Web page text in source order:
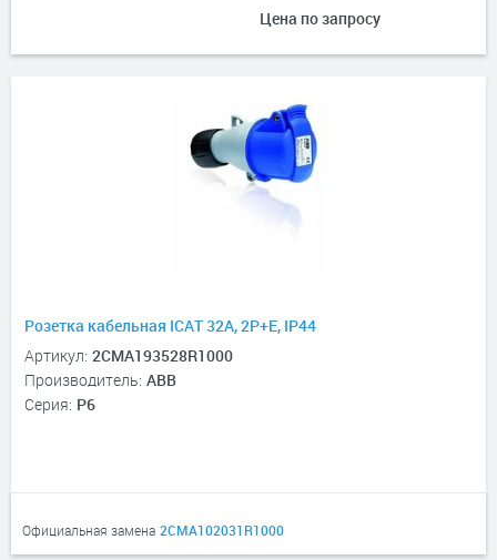
Цена по запросу
Розетка кабельная ICAT 32A, 2P+E, IP44
Артикул: 2CMA193528R1000
Производитель: ABB
Серия: P6
Официальная замена 2CMA102031R1000